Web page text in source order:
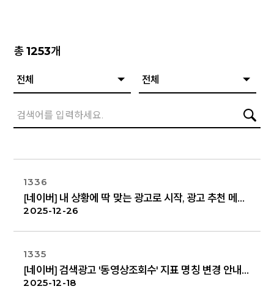
총1253개
전체 전체
1336
[네이버] 내 상황에 딱 맞는 광고로 시작, 광고 추천 메뉴 개편 안내
2025-12-26
1335
[네이버] 검색광고 '동영상조회수' 지표 명칭 변경 안내
2025-12-18